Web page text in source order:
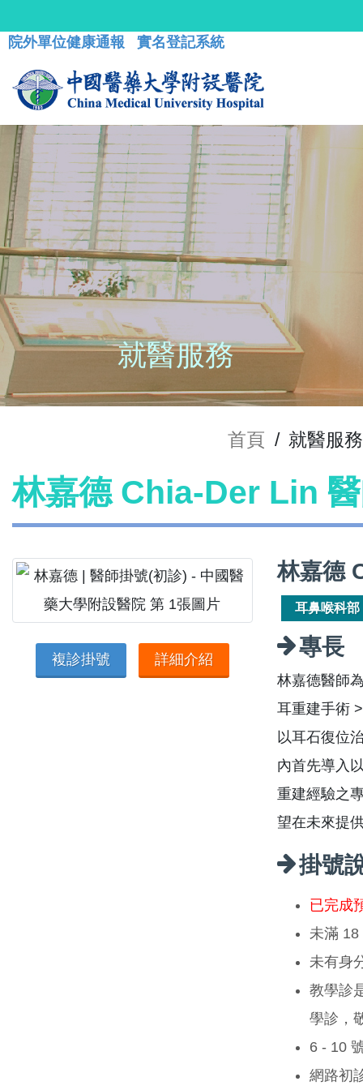
院外單位健康通報 實名登記系統
就醫服務
首頁 / 就醫服務
林嘉德 Chia-Der Lin
複診掛號 詳細介紹
林嘉德
耳鼻喉科部
專長
林嘉德醫師
耳重建手術
以耳石復位
內首先導入
重建經驗之
望在未來提
掛號
已完成
未滿 18
未有身
教學診
學診，
6 - 10
網路初